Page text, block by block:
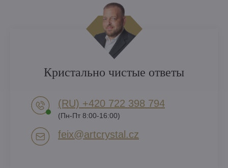
Кристально чистые ответы
(RU) +420 722 398 794​
(Пн-Пт 8:00-16:00)
feix​@artcrystal​.cz